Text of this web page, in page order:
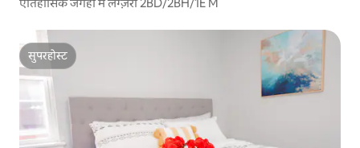
सुपरहोस्ट
सुपरहोस्ट